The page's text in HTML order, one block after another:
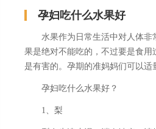
孕妇吃什么水果好
水果作为日常生活中对人体非
果是绝对不能吃的，不过要是食
是有害的。孕期的准妈妈们可以适
孕妇吃什么水果好？
1、梨